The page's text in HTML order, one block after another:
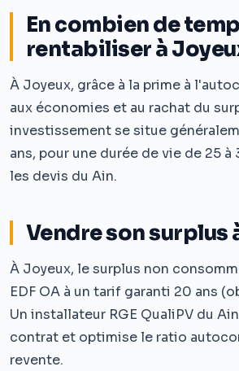
En combien de
rentabiliser à
À Joyeux, grâce à la prime à
aux économies et au rachat du
investissement se situe
ans, pour une durée de vie de 25 à
les devis du Ain.
Vendre son surplus
À Joyeux, le surplus non
EDF OA à un tarif garanti 20 ans
Un installateur RGE QualiPV du
contrat et optimise le ratio
revente.